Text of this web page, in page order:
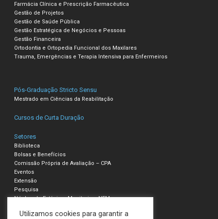
Farmácia Clínica e Prescrição Farmacêutica
Gestão de Projetos
Gestão de Saúde Pública
Gestão Estratégica de Negócios e Pessoas
Gestão Financeira
Ortodontia e Ortopedia Funcional dos Maxilares
Trauma, Emergências e Terapia Intensiva para Enfermeiros
Pós-Graduação Stricto Sensu
Mestrado em Ciências da Reabilitação
Cursos de Curta Duração
Setores
Biblioteca
Bolsas e Benefícios
Comissão Própria de Avaliação – CPA
Eventos
Extensão
Pesquisa
Núcleo de Estágio e Monitoria – NEM
Compliance – Ouvidoria
Utilizamos cookies para garantir a